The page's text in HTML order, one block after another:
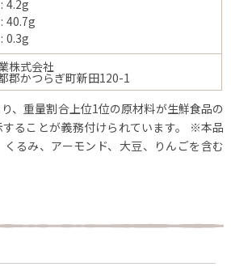
4.2g
40.7g
0.3g
株式会社
郡かつらぎ町新田120-1
、重量割合上位1位の原材料が生鮮食品の
ることが義務付けられています。
※本品
るみ、アーモンド、大豆、りんごを含む